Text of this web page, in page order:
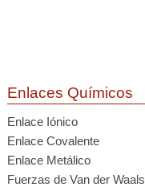
Enlaces Químicos
Enlace Iónico
Enlace Covalente
Enlace Metálico
Fuerzas de Van der Waals